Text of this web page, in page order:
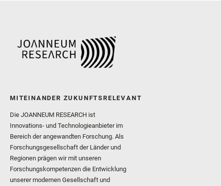
MITEINANDER ZUKUNFTSRELEVANT
Die JOANNEUM RESEARCH ist
Innovations- und Technologieanbieter im
Bereich der angewandten Forschung. Als
Forschungsgesellschaft der Länder und
Regionen prägen wir mit unseren
Forschungskompetenzen die Entwicklung
unserer modernen Gesellschaft und